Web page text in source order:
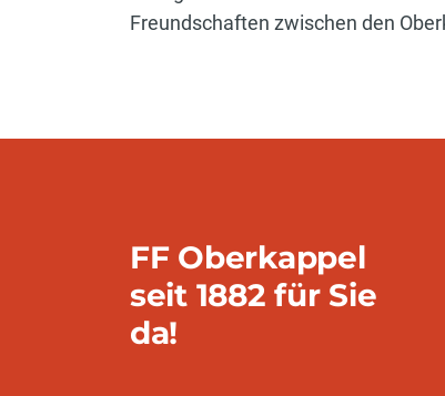
Freundschaften zwischen den
FF Oberkappel
seit 1882 für Sie
da!